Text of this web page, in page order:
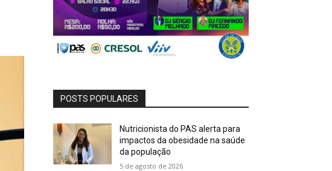
POSTS POPULARES
Nutricionista do PAS alerta para
impactos da obesidade na saúde
da população
5 de agosto de 2026